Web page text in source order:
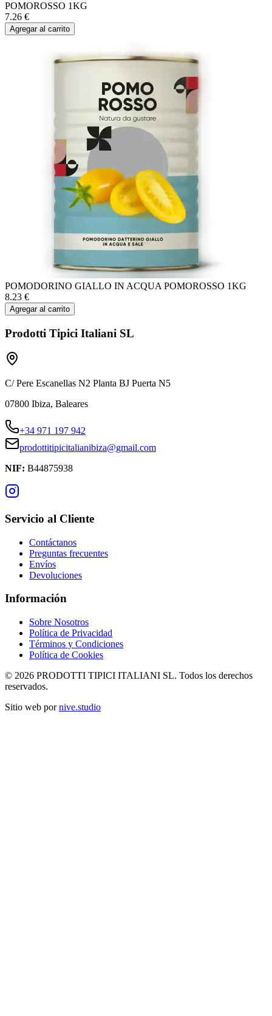
POMOROSSO 1KG
7.26 €
Agregar al carrito
POMODORINO GIALLO IN ACQUA POMOROSSO 1KG
8.23 €
Agregar al carrito
Prodotti Tipici Italiani SL
C/ Pere Escanellas N2 Planta BJ Puerta N5
07800 Ibiza, Baleares
+34 971 197 942
prodottitipicitalianibiza@gmail.com
NIF: B44875938
Servicio al Cliente
Contáctanos
Preguntas frecuentes
Envíos
Devoluciones
Información
Sobre Nosotros
Política de Privacidad
Términos y Condiciones
Política de Cookies
© 2026 PRODOTTI TIPICI ITALIANI SL. Todos los derechos
reservados.
Sitio web pornive.studio